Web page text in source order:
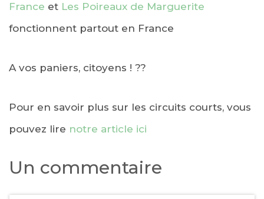
France et Les Poireaux de Marguerite
fonctionnent partout en France
A vos paniers, citoyens ! ??
Pour en savoir plus sur les circuits courts, vous
pouvez lire notre article ici
Un commentaire